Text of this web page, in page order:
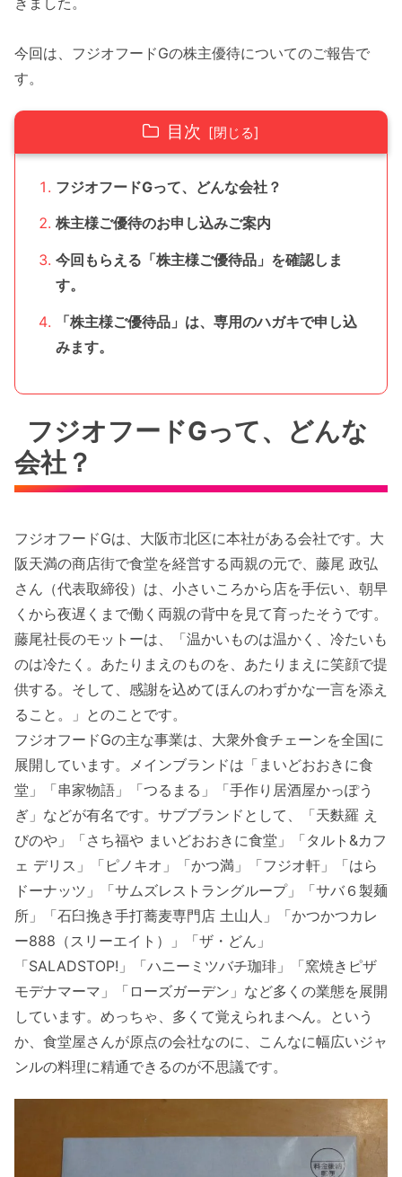
今回は、フジオフードGの株主優待についてのご報告で
す。
目次
フジオフードGって、どんな会社？
株主様ご優待のお申し込みご案内
今回もらえる「株主様ご優待品」を確認しま
す。
「株主様ご優待品」は、専用のハガキで申し込
みます。
フジオフードGって、どんな
会社？
フジオフードGは、大阪市北区に本社がある会社です。大
阪天満の商店街で食堂を経営する両親の元で、藤尾 政弘
さん（代表取締役）は、小さいころから店を手伝い、朝早
くから夜遅くまで働く両親の背中を見て育ったそうです。
藤尾社長のモットーは、「温かいものは温かく、冷たいも
のは冷たく。あたりまえのものを、あたりまえに笑顔で提
供する。そして、感謝を込めてほんのわずかな一言を添え
ること。」とのことです。
フジオフードGの主な事業は、大衆外食チェーンを全国に
展開しています。メインブランドは「まいどおおきに食
堂」「串家物語」「つるまる」「手作り居酒屋かっぽう
ぎ」などが有名です。サブブランドとして、「天麩羅 え
びのや」「さち福や まいどおおきに食堂」「タルト&カフ
ェ デリス」「ピノキオ」「かつ満」「フジオ軒」「はら
ドーナッツ」「サムズレストラングループ」「サバ６製麺
所」「石臼挽き手打蕎麦専門店 土山人」「かつかつカレ
ー888（スリーエイト）」「ザ・どん」
「SALADSTOP!」「ハニーミツバチ珈琲」「窯焼きピザ
モデナマーマ」「ローズガーデン」など多くの業態を展開
しています。めっちゃ、多くて覚えられまへん。という
か、食堂屋さんが原点の会社なのに、こんなに幅広いジャ
ンルの料理に精通できるのが不思議です。